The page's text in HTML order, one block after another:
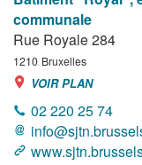
communale
Rue Royale 284
1210 Bruxelles
VOIR PLAN
02 220 25 74